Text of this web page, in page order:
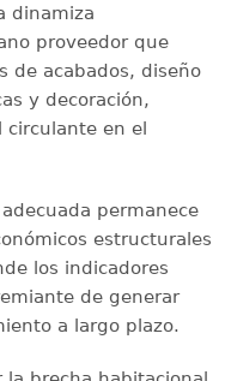
dinamiza
proveedor que
de acabados, diseño
y decoración,
circulante en el
permanece
estructurales
los indicadores
de generar
a largo plazo.